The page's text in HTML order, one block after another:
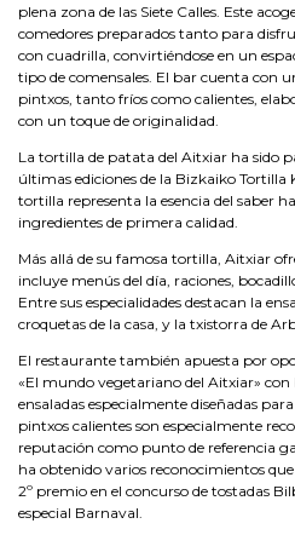
plena zona de las Siete Calles. Este
comedores preparados tanto para
con cuadrilla, convirtiéndose en un
tipo de comensales. El bar cuenta con
pintxos, tanto fríos como calientes,
con un toque de originalidad.
La tortilla de patata del Aitxiar ha sido
últimas ediciones de la Bizkaiko
tortilla representa la esencia del saber
ingredientes de primera calidad.
Más allá de su famosa tortilla, Aitxiar
incluye menús del día, raciones,
Entre sus especialidades destacan la
croquetas de la casa, y la txistorra de
El restaurante también apuesta por
«El mundo vegetariano del Aitxiar»
ensaladas especialmente diseñadas
pintxos calientes son especialmente
reputación como punto de referencia
ha obtenido varios reconocimientos
2º premio en el concurso de tostadas
especial Barnaval.